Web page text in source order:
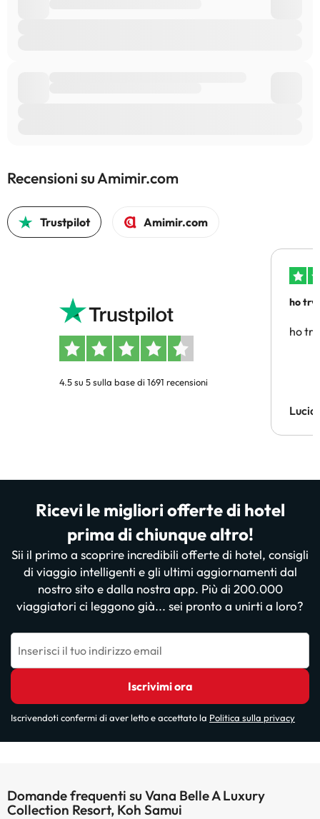
Recensioni su Amimir.com
Trustpilot Amimir.com
4.5 su 5 sulla base di 1691 recensioni
ho
ho
Lucia
Ricevi le migliori offerte di hotel
prima di chiunque altro!
Sii il primo a scoprire incredibili offerte di hotel, consigli
di viaggio intelligenti e gli ultimi aggiornamenti dal
nostro sito e dalla nostra app. Più di 200.000
viaggiatori ci leggono già... sei pronto a unirti a loro?
Inserisci il tuo indirizzo email
Iscrivimi ora
Iscrivendoti confermi di aver letto e accettato la Politica sulla privacy
Domande frequenti su Vana Belle A Luxury
Collection Resort, Koh Samui